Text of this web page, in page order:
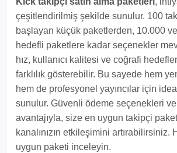
çeşitlendirilmiş şekilde sunulur. 100
başlayan küçük paketlerden, 10.000
hedefli paketlere kadar seçenekler
hız, kullanıcı kalitesi ve coğrafi
farklılık gösterebilir. Bu sayede hem
hem de profesyonel yayıncılar için
sunulur. Güvenli ödeme seçenekleri ve
avantajıyla, size en uygun takipçi
kanalınızın etkileşimini artırabilirsiniz.
uygun paketi inceleyin.